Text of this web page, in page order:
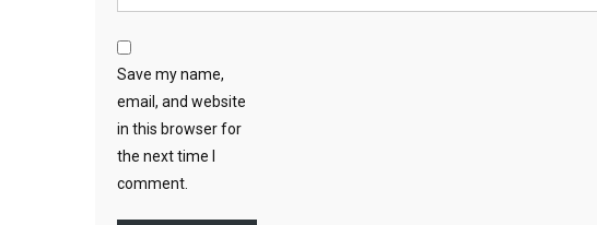
Save my name,
email, and website
in this browser for
the next time I
comment.